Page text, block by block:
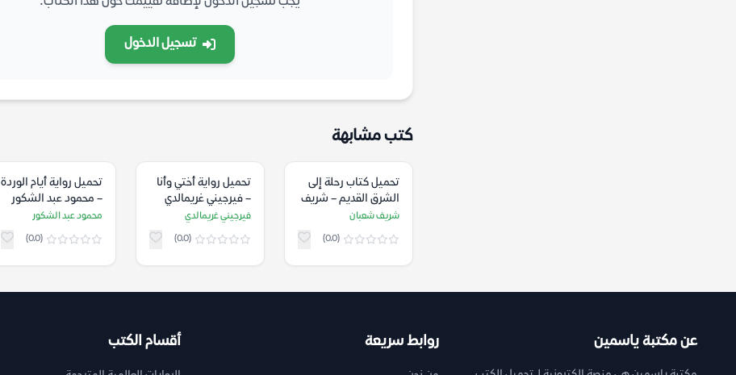
تسجيل الدخول
كتب مشابهة
تحميل كتاب رحلة إلى
الشرق القديم – شريف
شعبان
شريف شعبان
(0.0)
تحميل رواية أختي وأنا
– فيرجيني غريمالدي
فيرجيني غريمالدي
(0.0)
تحميل رواية أيام الوردة
– محمود عبد الشكور
محمود عبد الشكور
(0.0)
عن مكتبة ياسمين روابط سريعة أقسام الكتب